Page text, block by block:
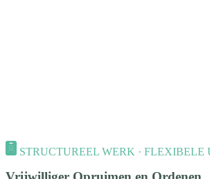
STRUCTUREEL WERK · FLEXIBELE